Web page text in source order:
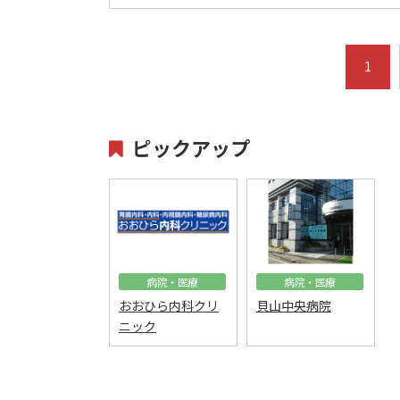
1
ピックアップ
病院・医療
おおひら内科クリ
ニック
病院・医療
貝山中央病院